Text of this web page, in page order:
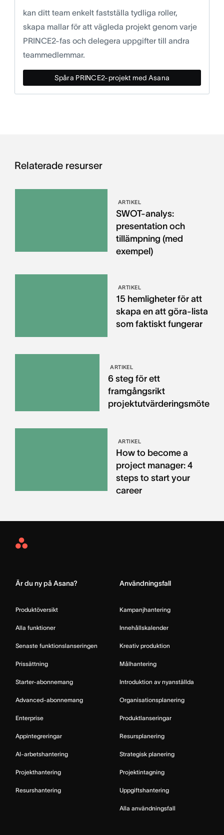
kan ditt team enkelt fastställa tydliga roller,
skapa mallar för att vägleda projekt genom varje
PRINCE2-fas och delegera uppgifter till andra
teammedlemmar.
Spåra PRINCE2-projekt med Asana
Relaterade resurser
ARTIKEL
SWOT-analys:
presentation och
tillämpning (med
exempel)
ARTIKEL
15 hemligheter för att
skapa en att göra-lista
som faktiskt fungerar
ARTIKEL
6 steg för ett
framgångsrikt
projektutvärderingsmöte
ARTIKEL
How to become a
project manager: 4
steps to start your
career
Asana
Är du ny på Asana?
Produktöversikt
Alla funktioner
Senaste funktionslanseringen
Prissättning
Starter-abonnemang
Advanced-abonnemang
Enterprise
Appintegreringar
AI-arbetshantering
Projekthantering
Resurshantering
Användningsfall
Kampanjhantering
Innehållskalender
Kreativ produktion
Målhantering
Introduktion av nyanställda
Organisationsplanering
Produktlanseringar
Resursplanering
Strategisk planering
Projektintagning
Uppgiftshantering
Alla användningsfall